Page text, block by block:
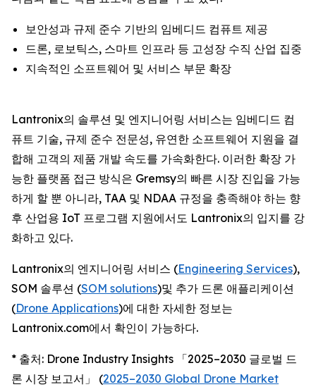
보안성과 규제 준수 기반의 임베디드 컴퓨트 제공
드론, 로보틱스, 스마트 인프라 등 고성장 수직 산업 집중
지속적인 소프트웨어 및 서비스 부문 확장
Lantronix의 솔루션 및 엔지니어링 서비스는 임베디드 컴
퓨트 기술, 규제 준수 전문성, 유연한 소프트웨어 지원을 결
합해 고객의 제품 개발 속도를 가속화한다. 이러한 확장 가
능한 플랫폼 접근 방식은 Gremsy의 빠른 시장 진입을 가능
하게 할 뿐 아니라, TAA 및 NDAA 규정을 충족해야 하는 향
후 산업용 IoT 프로그램 지원에서도 Lantronix의 입지를 강
화하고 있다.
Lantronix의 엔지니어링 서비스 (Engineering Services),
SOM 솔루션 (SOM solutions)및 추가 드론 애플리케이션
(Drone Applications)에 대한 자세한 정보는
Lantronix.com에서 확인이 가능하다.
* 출처: Drone Industry Insights 「2025–2030 글로벌 드
론 시장 보고서」 (2025–2030 Global Drone Market